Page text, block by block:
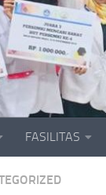
FASILITAS